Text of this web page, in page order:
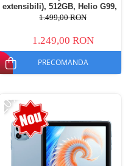
extensibili), 512GB, Helio G99,
10800mAh, 33W, Android 14,
1.499,00 RON
1.249,00 RON
PRECOMANDA
-20%